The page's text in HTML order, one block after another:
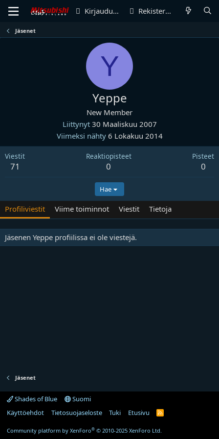
Kirjaudu sisään Rekisteröidy
Jäsenet
Y
Yeppe
New Member
Liittynyt 30 Maaliskuu 2007
Viimeksi nähty 6 Lokakuu 2014
Viestit
71
Reaktiopisteet
0
Pisteet
0
Hae
Profiliviestit Viime toiminnot Viestit Tietoja
Jäsenen Yeppe profiilissa ei ole viestejä.
Jäsenet
Shades of Blue
Suomi
Käyttöehdot
Tietosuojaseloste Tuki Etusivu
R
Community platform by XenForo® © 2010-2025 XenForo Ltd.